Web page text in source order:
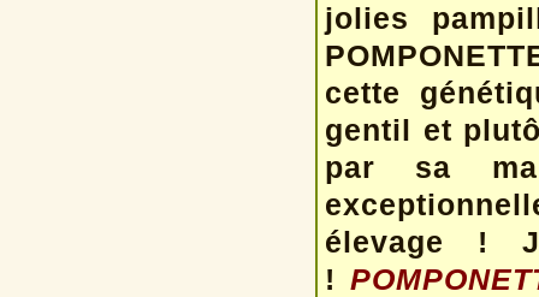
jolies
cette
gentil et
par sa
élevage !
!